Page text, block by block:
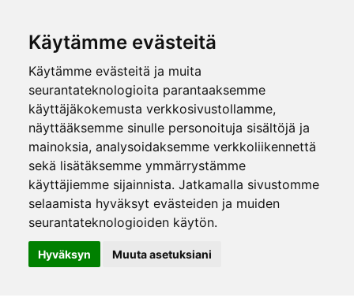
Käytämme evästeitä
Käytämme evästeitä ja muita
seurantateknologioita parantaaksemme
käyttäjäkokemusta verkkosivustollamme,
näyttääksemme sinulle personoituja sisältöjä ja
mainoksia, analysoidaksemme verkkoliikennettä
sekä lisätäksemme ymmärrystämme
käyttäjiemme sijainnista. Jatkamalla sivustomme
selaamista hyväksyt evästeiden ja muiden
seurantateknologioiden käytön.
Hyväksyn Muuta asetuksiani